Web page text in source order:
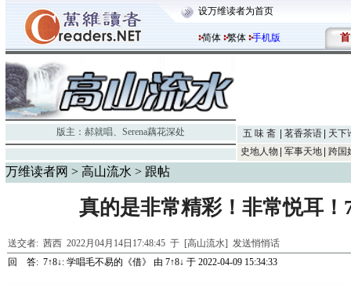
设万维读者为首页
简体 繁体 手机版 首
版主： 郝就唱、 Serena藕花深处 五 味 斋 茗香茶语
天下
史地人物
军事天地 跨国
万维读者网 > 高山流水 > 跟帖
真的是非常精彩！非常悦耳！
送交者: 茜西 2022月04月14日17:48:45 于 [高山流水] 发送悄悄话
回 答: 7↑8↓: 学唱毛不易的《借》 由 7↑8↓ 于 2022-04-09 15:34:33